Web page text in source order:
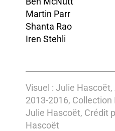
Martin Parr
Shanta Rao
Iren Stehli
Visuel : Julie Hascoët,
2013-2016,
Julie Hascoët, Crédit
Hascoët